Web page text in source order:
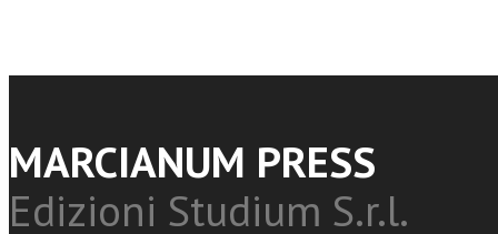
MARCIANUM PRESS
Edizioni Studium S.r.l.